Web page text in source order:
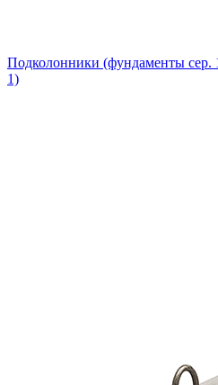
Подколонники (фундаменты сер.
1)